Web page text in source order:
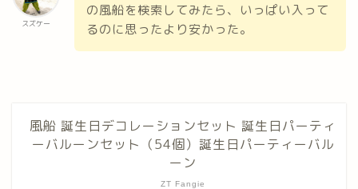
スズケー
の風船を検索してみたら、いっぱい入って
るのに思ったより安かった。
風船 誕生日デコレーションセット 誕生日パーティ
ーバルーンセット（54個）誕生日パーティーバル
ーン
ZT Fangie